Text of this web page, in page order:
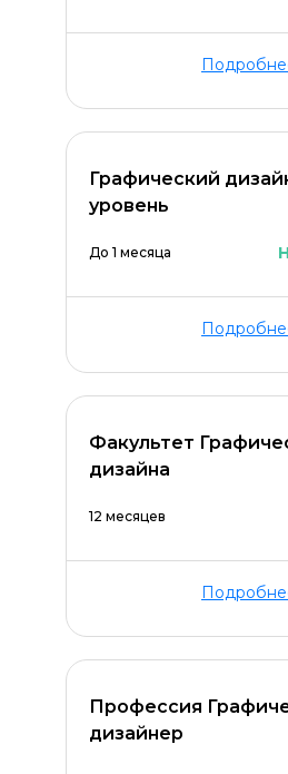
Графический
уровень
До 1 месяца
Факультет
дизайна
12 месяцев
Профессия
дизайнер